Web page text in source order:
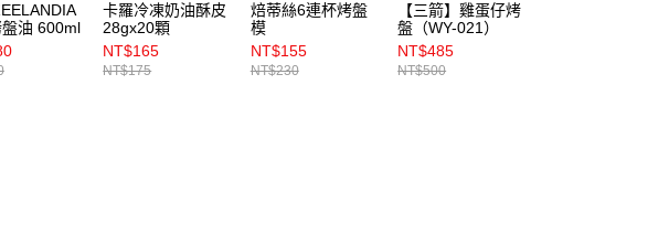
油 600ml
卡羅冷凍奶油酥皮
28gx20顆
NT$165
NT$175
焙蒂絲6連杯烤盤
模
NT$155
NT$230
【三箭】雞蛋仔烤
盤（WY-021）
NT$485
NT$500